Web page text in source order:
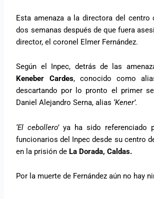
Esta amenaza a la directora del centro
dos semanas después de que fuera
director, el coronel Elmer Fernández.
Según el Inpec, detrás de las
Keneber Cardes, conocido como
descartando por lo pronto el primer
Daniel Alejandro Serna, alias ‘Kener’.
‘El cebollero’ya ha sido referenciado
funcionarios del Inpec desde su centro
en la prisión de La Dorada, Caldas.
Por la muerte de Fernández aún no hay